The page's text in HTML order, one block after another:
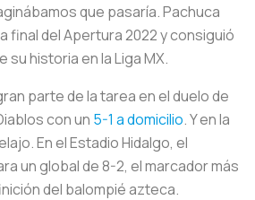
que pasaría. Pachuca
final del Apertura 2022 y consiguió
su historia en la Liga MX.
parte de la tarea en el duelo de
con un 5-1 a domicilio. Y en la
En el Estadio Hidalgo, el
un global de 8-2, el marcador más
del balompié azteca.